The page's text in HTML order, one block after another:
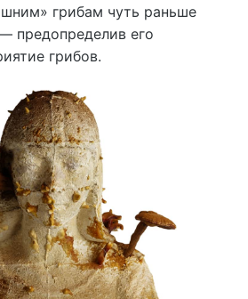
грибам чуть раньше
предопределив его
грибов.